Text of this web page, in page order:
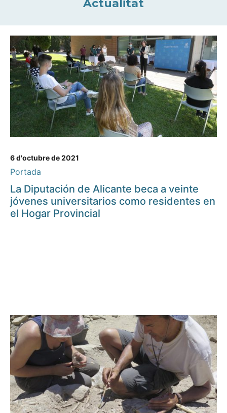
Actualitat
6 d'octubre de 2021
Portada
La Diputación de Alicante beca a veinte
jóvenes universitarios como residentes en
el Hogar Provincial